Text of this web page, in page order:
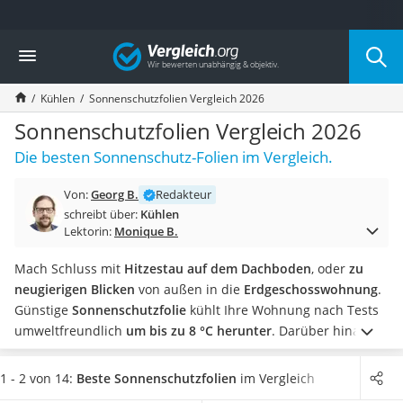
Die beliebtesten Vergleiche nach Kategorie
Baumarkt
Tresor feuerfest
Makita-Akku-Rasenmäher
Kappsäge
Smartes Türschloss
Akku-Rasentrimmer
Feuchtigkeitsmessgerät
Split-Klimaanlage 2 Innengeräte
Pelletofen
Tiefbrunnenpumpe
Fliesenschneider
Hochdruckreiniger
Doppelschleifer
Überwachungskamera
Benzinrasenmäher mit Elektrostart
Vergleich
Kühlen Sonnenschutzfolien Vergleich 2026
Sonnenschutzfolien Vergleich 2026
Die besten Sonnenschutz-Folien im Vergleich.
Von:Georg B.
Redakteur
schreibt über: Kühlen
Lektorin: Monique B.
Mach Schluss mit Hitzestau auf dem Dachboden, oder zu
neugierigen Blicken
von außen in die Erdgeschosswohnung.
Günstige Sonnenschutzfolie kühlt Ihre Wohnung nach Tests
umweltfreundlich um bis zu 8 °C herunter. Darüber hinaus
eignet sie sich ideal alsBlickschutz.Wenn es Ihnen um
Wärmeregulierung geht, sollten Sie einedunkle Folie
wählen.
1 - 2 von 14: Beste Sonnenschutzfolien im Vergleich